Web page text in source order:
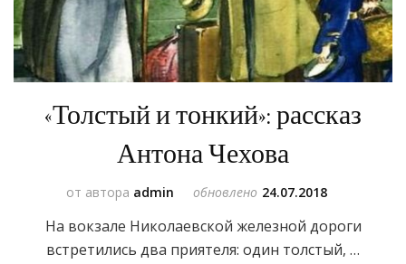
«Толстый и тонкий»: рассказ
Антона Чехова
от автора admin обновлено 24.07.2018
На вокзале Николаевской железной дороги
встретились два приятеля: один толстый, …